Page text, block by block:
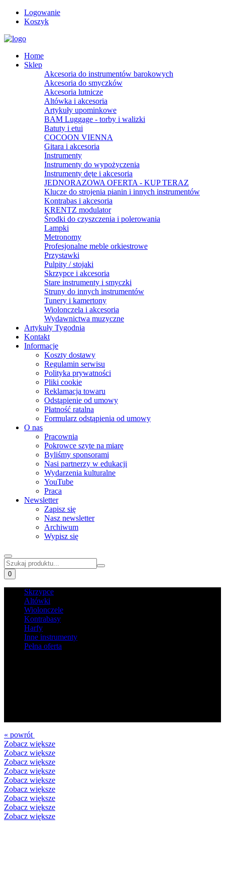
Logowanie
Koszyk
Home
Sklep
Akcesoria do instrumentów barokowych
Akcesoria do smyczków
Akcesoria lutnicze
Altówka i akcesoria
Artykuły upominkowe
BAM Luggage - torby i walizki
Batuty i etui
COCOON VIENNA
Gitara i akcesoria
Instrumenty
Instrumenty do wypożyczenia
Instrumenty dęte i akcesoria
JEDNORAZOWA OFERTA - KUP TERAZ
Klucze do strojenia pianin i innych instrumentów
Kontrabas i akcesoria
KRENTZ modulator
Środki do czyszczenia i polerowania
Lampki
Metronomy
Profesjonalne meble orkiestrowe
Przystawki
Pulpity / stojaki
Skrzypce i akcesoria
Stare instrumenty i smyczki
Struny do innych instrumentów
Tunery i kamertony
Wiolonczela i akcesoria
Wydawnictwa muzyczne
Artykuły Tygodnia
Kontakt
Informacje
Koszty dostawy
Regulamin serwisu
Polityka prywatności
Pliki cookie
Reklamacja towaru
Odstąpienie od umowy
Płatność ratalna
Formularz odstąpienia od umowy
O nas
Pracownia
Pokrowce szyte na miarę
Byliśmy sponsorami
Nasi partnerzy w edukacji
Wydarzenia kulturalne
YouTube
Praca
Newsletter
Zapisz się
Nasz newsletter
Archiwum
Wypisz się
0
Skrzypce
Altówki
Wiolonczele
Kontrabasy
Harfy
Inne instrumenty
Pełna oferta
« powrót
Zobacz większe
Zobacz większe
Zobacz większe
Zobacz większe
Zobacz większe
Zobacz większe
Zobacz większe
Zobacz większe
Zobacz większe